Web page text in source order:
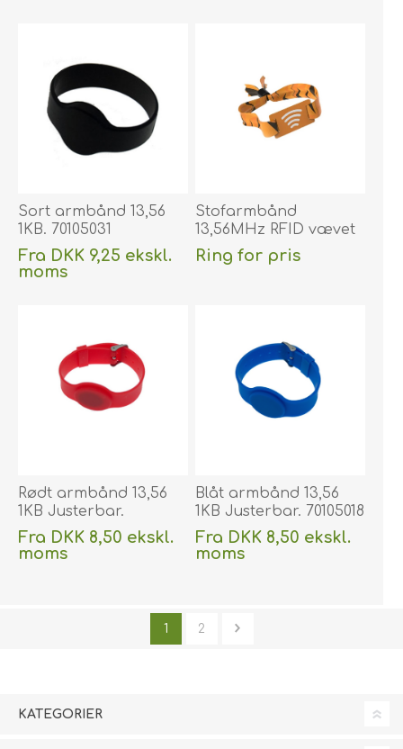
Sort armbånd 13,56
1KB. 70105031
Fra DKK 9,25 ekskl.
moms
Stofarmbånd
13,56MHz RFID vævet
armbånd NFC
armbånd. 75102896
Ring for pris
Rødt armbånd 13,56
1KB Justerbar.
70105015
Fra DKK 8,50 ekskl.
moms
Blåt armbånd 13,56
1KB Justerbar. 70105018
Fra DKK 8,50 ekskl.
moms
1 2
KATEGORIER